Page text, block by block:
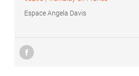
Espace Angela Davis